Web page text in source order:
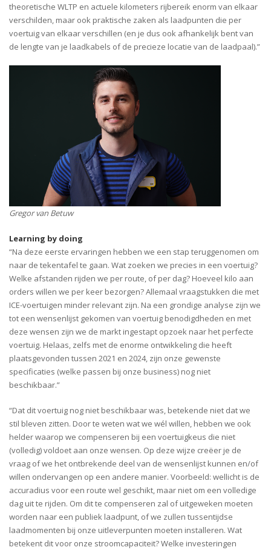
theoretische WLTP en actuele kilometers rijbereik enorm van elkaar
verschilden, maar ook praktische zaken als laadpunten die per
voertuig van elkaar verschillen (en je dus ook afhankelijk bent van
de lengte van je laadkabels of de precieze locatie van de laadpaal).”
Gregor van Betuw
Learning by doing
“Na deze eerste ervaringen hebben we een stap teruggenomen om
naar de tekentafel te gaan. Wat zoeken we precies in een voertuig?
Welke afstanden rijden we per route, of per dag? Hoeveel kilo aan
orders willen we per keer bezorgen? Allemaal vraagstukken die met
ICE-voertuigen minder relevant zijn. Na een grondige analyse zijn we
tot een wensenlijst gekomen van voertuig benodigdheden en met
deze wensen zijn we de markt ingestapt opzoek naar het perfecte
voertuig. Helaas, zelfs met de enorme ontwikkeling die heeft
plaatsgevonden tussen 2021 en 2024, zijn onze gewenste
specificaties (welke passen bij onze business) nog niet
beschikbaar.”
“Dat dit voertuig nog niet beschikbaar was, betekende niet dat we
stil bleven zitten. Door te weten wat we wél willen, hebben we ook
helder waarop we compenseren bij een voertuigkeus die niet
(volledig) voldoet aan onze wensen. Op deze wijze creëer je de
vraag of we het ontbrekende deel van de wensenlijst kunnen en/of
willen ondervangen op een andere manier. Voorbeeld: wellicht is de
accuradius voor een route wel geschikt, maar niet om een volledige
dag uit te rijden. Om dit te compenseren zal of uitgeweken moeten
worden naar een publiek laadpunt, of we zullen tussentijdse
laadmomenten bij onze uitleverpunten moeten installeren. Wat
betekent dit voor onze stroomcapaciteit? Welke investeringen